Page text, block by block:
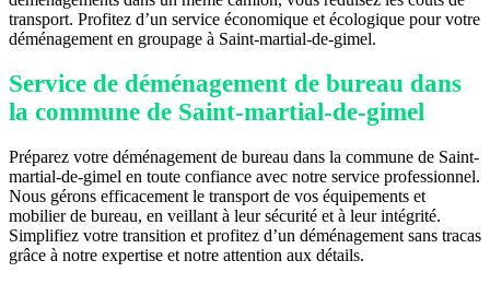
transport. Profitez d’un service économique et écologique pour votre
déménagement en groupage à Saint-martial-de-gimel.
Service de déménagement de bureau dans
la commune de Saint-martial-de-gimel
Préparez votre déménagement de bureau dans la commune de Saint-
martial-de-gimel en toute confiance avec notre service professionnel.
Nous gérons efficacement le transport de vos équipements et
mobilier de bureau, en veillant à leur sécurité et à leur intégrité.
Simplifiez votre transition et profitez d’un déménagement sans tracas
grâce à notre expertise et notre attention aux détails.